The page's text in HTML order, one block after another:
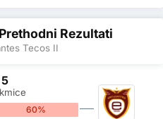
Rezultati
Tecos II
5
60%